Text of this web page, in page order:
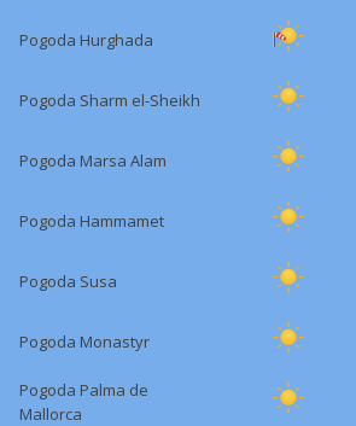
Pogoda Hurghada
Pogoda Sharm el-Sheikh
Pogoda Marsa Alam
Pogoda Hammamet
Pogoda Susa
Pogoda Monastyr
Pogoda Palma de
Mallorca